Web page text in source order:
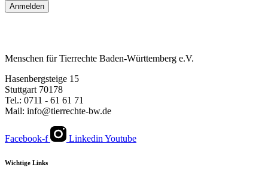
Anmelden
Menschen für Tierrechte Baden-Württemberg e.V.
Hasenbergsteige 15
Stuttgart 70178
Tel.: 0711 - 61 61 71
Mail: info@tierrechte-bw.de
Facebook-f Linkedin Youtube
Wichtige Links